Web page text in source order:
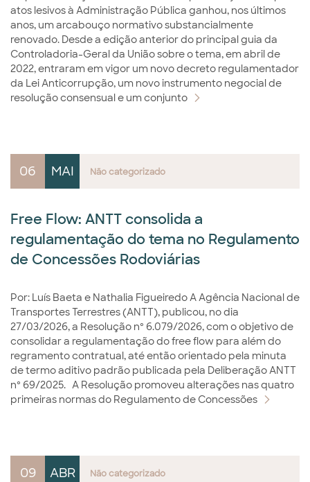
atos lesivos à Administração Pública ganhou, nos últimos
anos, um arcabouço normativo substancialmente
renovado. Desde a edição anterior do principal guia da
Controladoria-Geral da União sobre o tema, em abril de
2022, entraram em vigor um novo decreto regulamentador
da Lei Anticorrupção, um novo instrumento negocial de
resolução consensual e um conjunto
06 MAI Não categorizado
Free Flow: ANTT consolida a
regulamentação do tema no Regulamento
de Concessões Rodoviárias
Por: Luís Baeta e Nathalia Figueiredo A Agência Nacional de
Transportes Terrestres (ANTT), publicou, no dia
27/03/2026, a Resolução nº 6.079/2026, com o objetivo de
consolidar a regulamentação do free flow para além do
regramento contratual, até então orientado pela minuta
de termo aditivo padrão publicada pela Deliberação ANTT
nº 69/2025. A Resolução promoveu alterações nas quatro
primeiras normas do Regulamento de Concessões
09 ABR Não categorizado